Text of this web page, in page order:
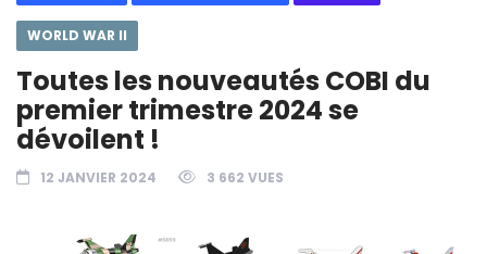
WORLD WAR II
Toutes les nouveautés COBI du
premier trimestre 2024 se
dévoilent !
12 JANVIER 2024 3 662 VUES